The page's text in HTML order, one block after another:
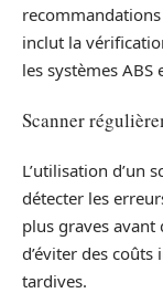
inclut la
les systèmes ABS
Scanner
L’utilisation d’un
détecter les
plus graves avant
d’éviter des
tardives.